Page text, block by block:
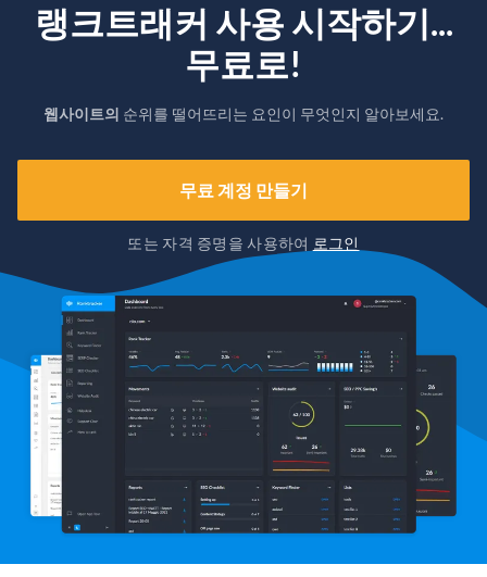
랭크트래커 사용 시작하기...
무료로!
웹사이트의 순위를 떨어뜨리는 요인이 무엇인지 알아보세요.
무료 계정 만들기
또는 자격 증명을 사용하여 로그인